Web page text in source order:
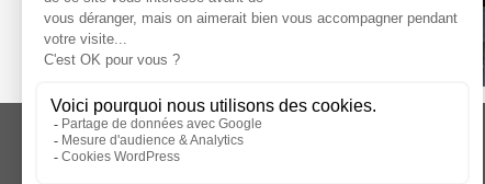
Acséa
1 impasse des Ormes